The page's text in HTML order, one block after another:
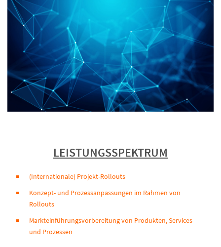
LEISTUNGSSPEKTRUM
(Internationale) Projekt-Rollouts
Konzept- und Prozessanpassungen im Rahmen von
Rollouts
Markteinführungsvorbereitung von Produkten, Services
und Prozessen